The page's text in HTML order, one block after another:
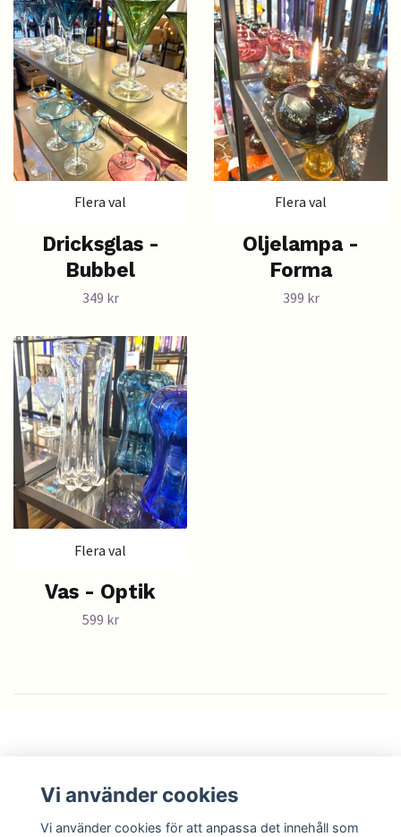
Flera val
Dricksglas -
Bubbel
349 kr
Flera val
Oljelampa -
Forma
399 kr
Flera val
Vas - Optik
599 kr
Sociala medier
Vi använder cookies
Vi använder cookies för att anpassa det innehåll som